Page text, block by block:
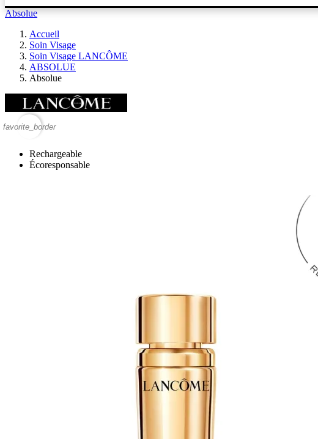
Absolue
Accueil
Soin Visage
Soin Visage LANCÔME
ABSOLUE
Absolue
favorite_border
Rechargeable
Écoresponsable